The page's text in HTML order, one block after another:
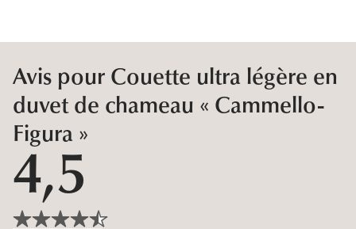
Avis pour Couette ultra légère en
duvet de chameau « Cammello-
Figura »
4,5